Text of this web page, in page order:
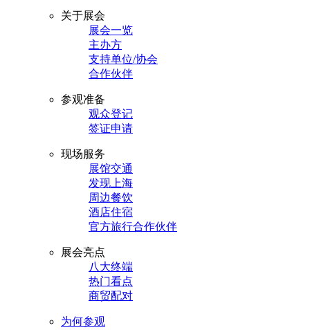
关于展会
展会一览
主办方
支持单位/协会
合作伙伴
参观准备
观众登记
签证申请
现场服务
展馆交通
发现上海
周边餐饮
酒店住宿
官方旅行合作伙伴
展会亮点
八大终端
热门看点
商贸配对
为何参观